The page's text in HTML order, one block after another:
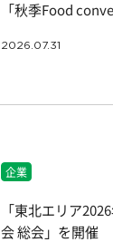
「秋季Food
2026.07.31
企業
「東北エリア
会 総会」を開催